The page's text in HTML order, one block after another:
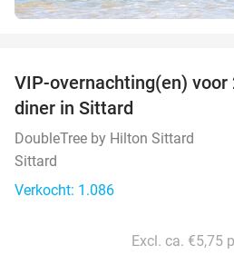
VIP-overnachting(en) voor
diner in Sittard
DoubleTree by Hilton Sittard
Sittard
Verkocht: 1.086
Excl. ca. €5,75